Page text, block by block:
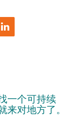
一个可持续
来对地方了。